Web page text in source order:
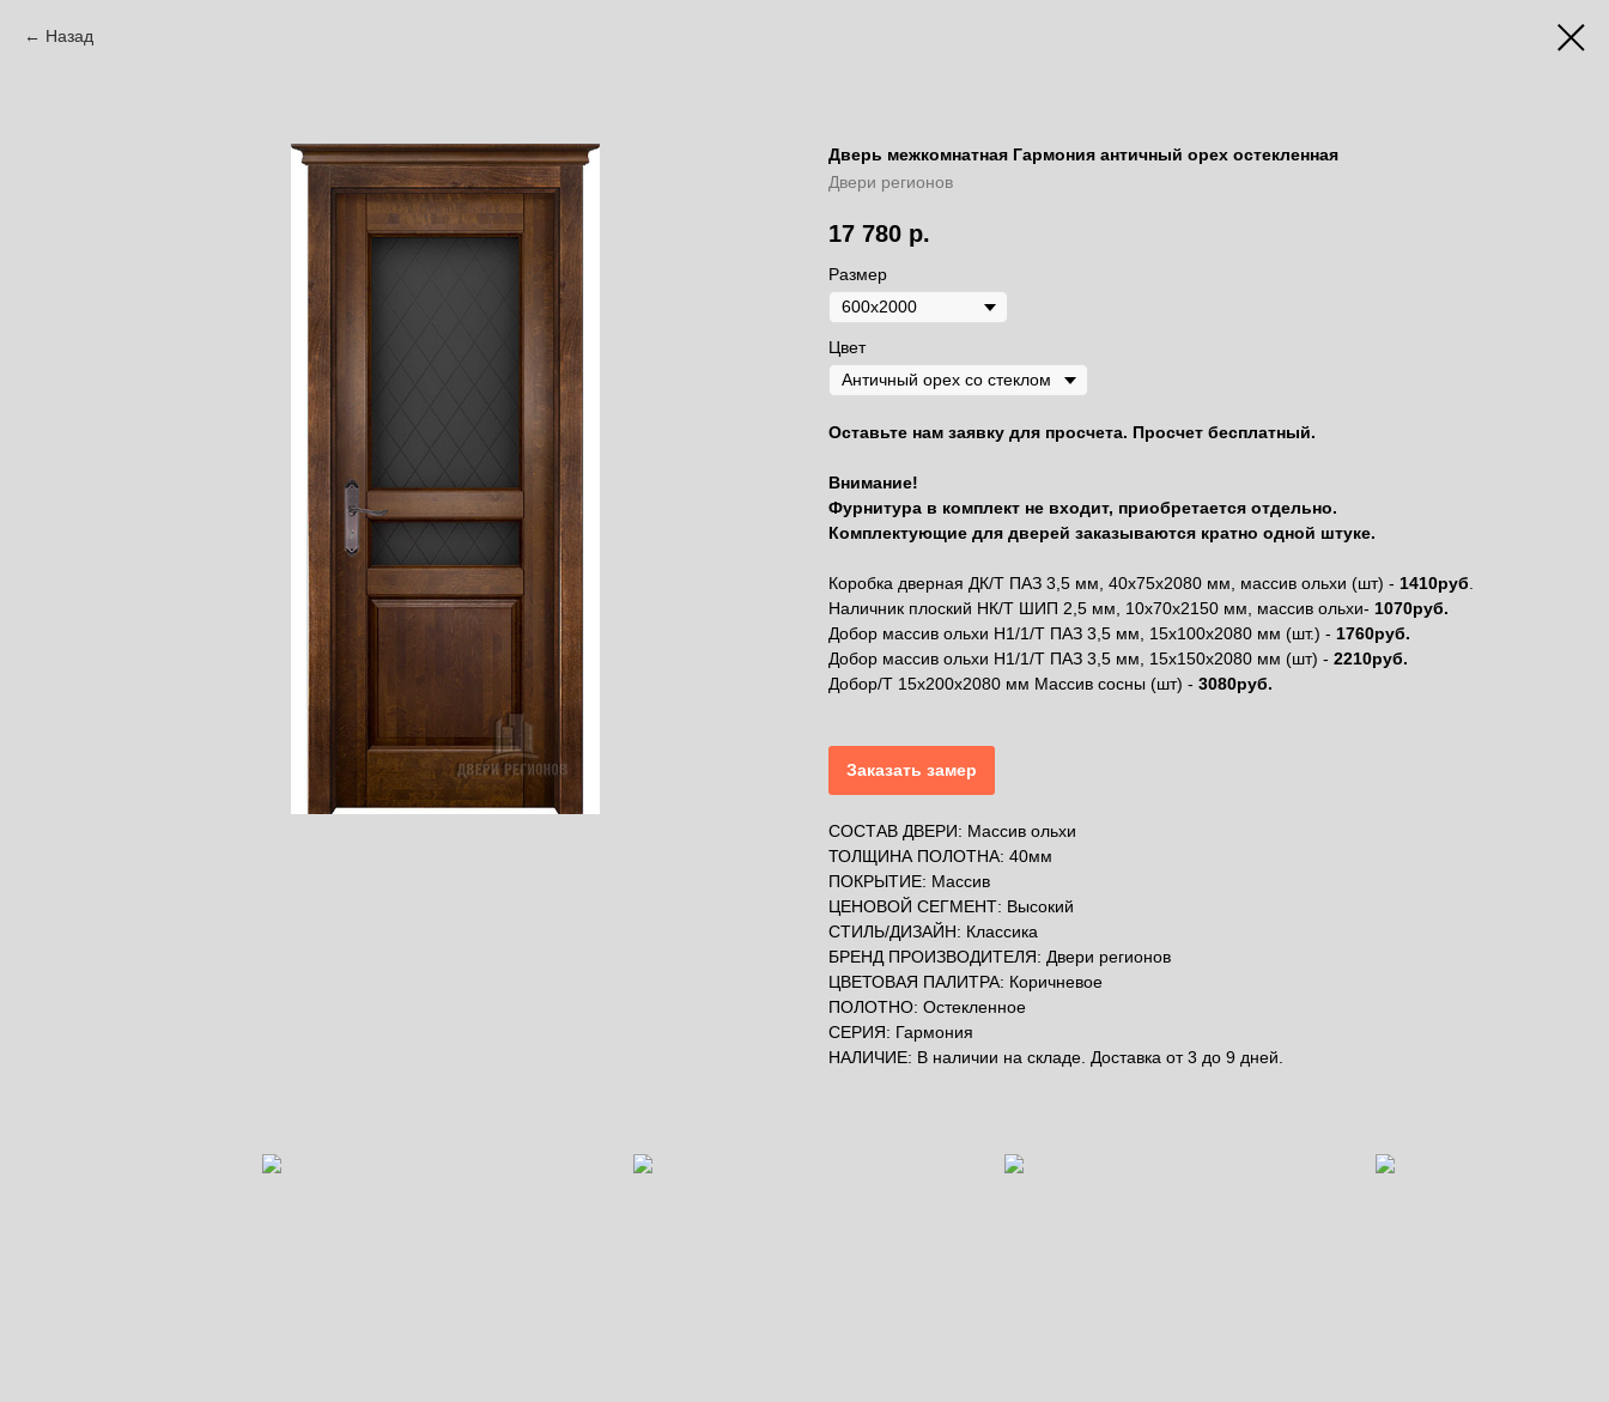
Назад
Дверь межкомнатная Гармония античный орех остекленная
Двери регионов
17 780 р.
Размер
Цвет
Оставьте нам заявку для просчета. Просчет бесплатный.
Внимание!
Фурнитура в комплект не входит, приобретается отдельно.
Комплектующие для дверей заказываются кратно одной штуке.
Коробка дверная ДК/Т ПАЗ 3,5 мм, 40х75х2080 мм, массив ольхи (шт) - 1410руб.
Наличник плоский НК/Т ШИП 2,5 мм, 10х70х2150 мм, массив ольхи- 1070руб.
Добор массив ольхи Н1/1/Т ПАЗ 3,5 мм, 15х100х2080 мм (шт.) - 1760руб.
Добор массив ольхи Н1/1/Т ПАЗ 3,5 мм, 15х150х2080 мм (шт) - 2210руб.
Добор/Т 15х200х2080 мм Массив сосны (шт) - 3080руб.
Заказать замер
СОСТАВ ДВЕРИ: Массив ольхи
ТОЛЩИНА ПОЛОТНА: 40мм
ПОКРЫТИЕ: Массив
ЦЕНОВОЙ СЕГМЕНТ: Высокий
СТИЛЬ/ДИЗАЙН: Классика
БРЕНД ПРОИЗВОДИТЕЛЯ: Двери регионов
ЦВЕТОВАЯ ПАЛИТРА: Коричневое
ПОЛОТНО: Остекленное
СЕРИЯ: Гармония
НАЛИЧИЕ: В наличии на складе. Доставка от 3 до 9 дней.